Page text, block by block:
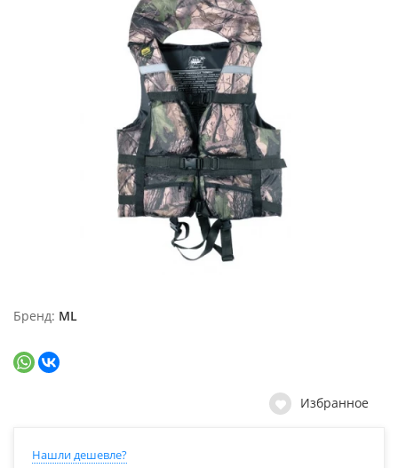
Бренд ML
Избранное
Нашли дешевле?